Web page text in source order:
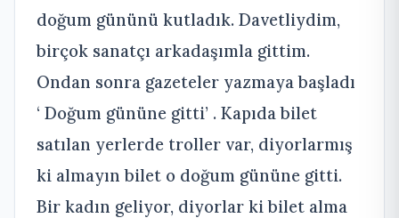
doğum gününü kutladık. Davetliydim,
birçok sanatçı arkadaşımla gittim.
Ondan sonra gazeteler yazmaya başladı
‘ Doğum gününe gitti’ . Kapıda bilet
satılan yerlerde troller var, diyorlarmış
ki almayın bilet o doğum gününe gitti.
Bir kadın geliyor, diyorlar ki bilet alma